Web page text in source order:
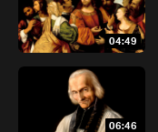
04:49
06:46